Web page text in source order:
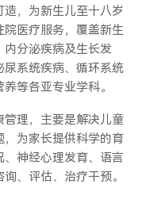
，为新生儿至十八岁
医疗服务，覆盖新生
分泌疾病及生长发
尿系统疾病、循环系统
等各亚专业学科。
管理，主要是解决儿童
，为家长提供科学的育
神经心理发育、语言
、评估、治疗干预。